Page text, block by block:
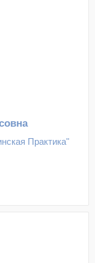
Практика"